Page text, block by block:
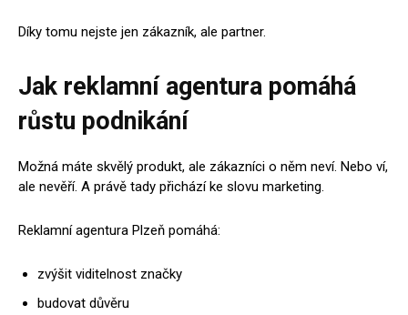
Díky tomu nejste jen zákazník, ale partner.
Jak reklamní agentura pomáhá
růstu podnikání
Možná máte skvělý produkt, ale zákazníci o něm neví. Nebo ví,
ale nevěří. A právě tady přichází ke slovu marketing.
Reklamní agentura Plzeň pomáhá:
zvýšit viditelnost značky
budovat důvěru